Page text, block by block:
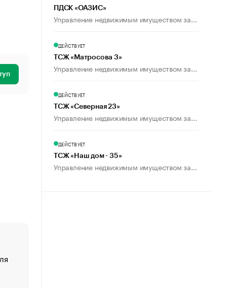
ПДСК «ОАЗИС»
Управление недвижимым имуществом за...
ДЕЙСТВУЕТ
ТСЖ «Матросова 3»
Управление недвижимым имуществом за...
ДЕЙСТВУЕТ
ТСЖ «Северная 23»
Управление недвижимым имуществом за...
ДЕЙСТВУЕТ
ТСЖ «Наш дом - 35»
Управление недвижимым имуществом за...